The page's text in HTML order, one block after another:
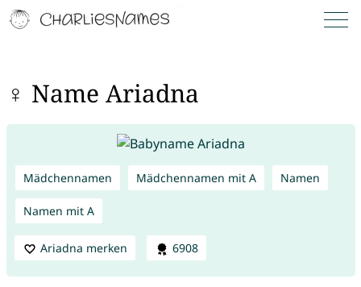
♀ Name Ariadna
Mädchennamen Mädchennamen mit A Namen
Namen mit A
Ariadna merken 6908